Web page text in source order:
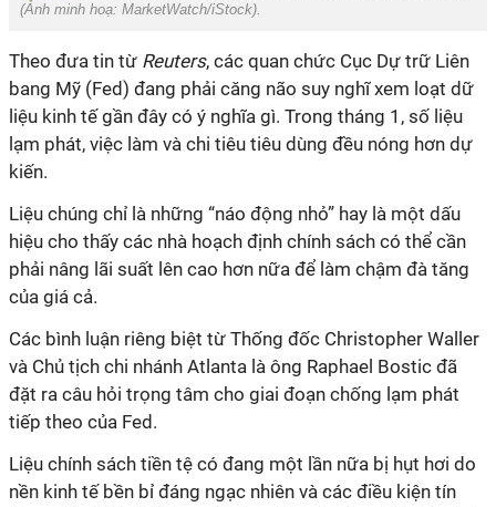
(Ảnh minh hoạ: MarketWatch/iStock).
Theo đưa tin từ Reuters, các quan chức Cục Dự trữ Liên
bang Mỹ (Fed) đang phải căng não suy nghĩ xem loạt dữ
liệu kinh tế gần đây có ý nghĩa gì. Trong tháng 1, số liệu
lạm phát, việc làm và chi tiêu tiêu dùng đều nóng hơn dự
kiến.
Liệu chúng chỉ là những “náo động nhỏ” hay là một dấu
hiệu cho thấy các nhà hoạch định chính sách có thể cần
phải nâng lãi suất lên cao hơn nữa để làm chậm đà tăng
của giá cả.
Các bình luận riêng biệt từ Thống đốc Christopher Waller
và Chủ tịch chi nhánh Atlanta là ông Raphael Bostic đã
đặt ra câu hỏi trọng tâm cho giai đoạn chống lạm phát
tiếp theo của Fed.
Liệu chính sách tiền tệ có đang một lần nữa bị hụt hơi do
nền kinh tế bền bỉ đáng ngạc nhiên và các điều kiện tín